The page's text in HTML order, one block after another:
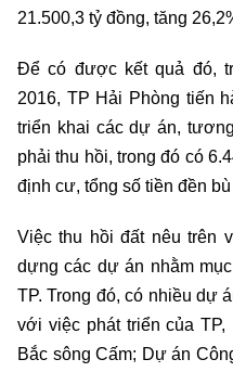
21.500,3 tỷ đồng, tăng
Để có được kết quả đó,
2016, TP Hải Phòng tiến
triển khai các dự án,
phải thu hồi, trong đó có
định cư, tổng số tiền đền
Việc thu hồi đất nêu trên
dựng các dự án nhằm
TP. Trong đó, có nhiều dự
với việc phát triển của
Bắc sông Cấm; Dự án